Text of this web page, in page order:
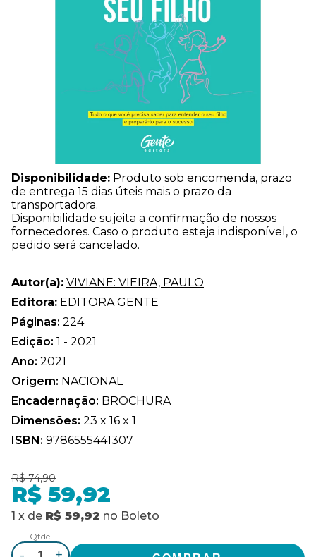
Disponibilidade: Produto sob encomenda, prazo
de entrega 15 dias úteis mais o prazo da
transportadora.
Disponibilidade sujeita a confirmação de nossos
fornecedores. Caso o produto esteja indisponível, o
pedido será cancelado.
Autor(a): VIVIANE: VIEIRA, PAULO
Editora: EDITORA GENTE
Páginas: 224
Edição: 1 - 2021
Ano: 2021
Origem: NACIONAL
Encadernação: BROCHURA
Dimensões: 23 x 16 x 1
ISBN: 9786555441307
R$ 74,90
R$ 59,92
1 x de R$ 59,92 no Boleto
Qtde.